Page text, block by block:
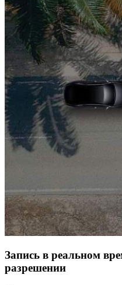
Запись в реальном
разрешении